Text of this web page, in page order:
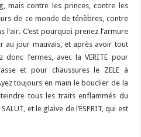
mais contre les princes, contre les
de ce monde de ténèbres, contre
C’est pourquoi prenez l’armure
au jour mauvais, et après avoir tout
donc fermes, avec la VERITE pour
et pour chaussures le ZELE à
toujours en main le bouclier de la
tous les traits enflammés du
et le glaive de l’ESPRIT, qui est